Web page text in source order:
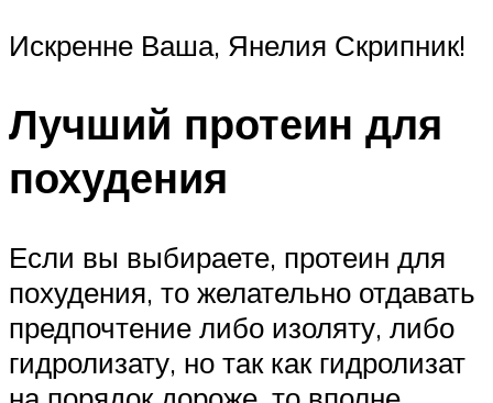
Искренне Ваша, Янелия Скрипник!
Лучший протеин для
похудения
Если вы выбираете, протеин для
похудения, то желательно отдавать
предпочтение либо изоляту, либо
гидролизату, но так как гидролизат